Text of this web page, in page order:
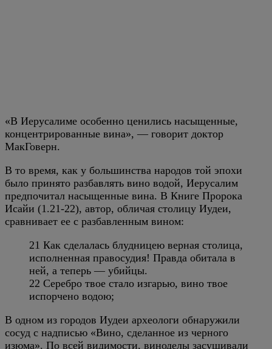
«В Иерусалиме особенно ценились насыщенные,
концентрированные вина», — говорит доктор
МакГоверн.
В то время, как у большинства народов той эпохи
было принято разбавлять вино водой, Иерусалим
предпочитал насыщенные вина. В Книге Пророка
Исайи (1.21-22), автор, обличая столицу Иудеи,
сравнивает ее с разбавленным вином:
21 Как сделалась блудницею верная столица,
исполненная правосудия! Правда обитала в
ней, а теперь — убийцы.
22 Серебро твое стало изгарью, вино твое
испорчено водою;
В одном из городов Иудеи археологи обнаружили
сосуд с надписью «Вино, сделанное из черного
изюма». По всей видимости, виноделы засушивали